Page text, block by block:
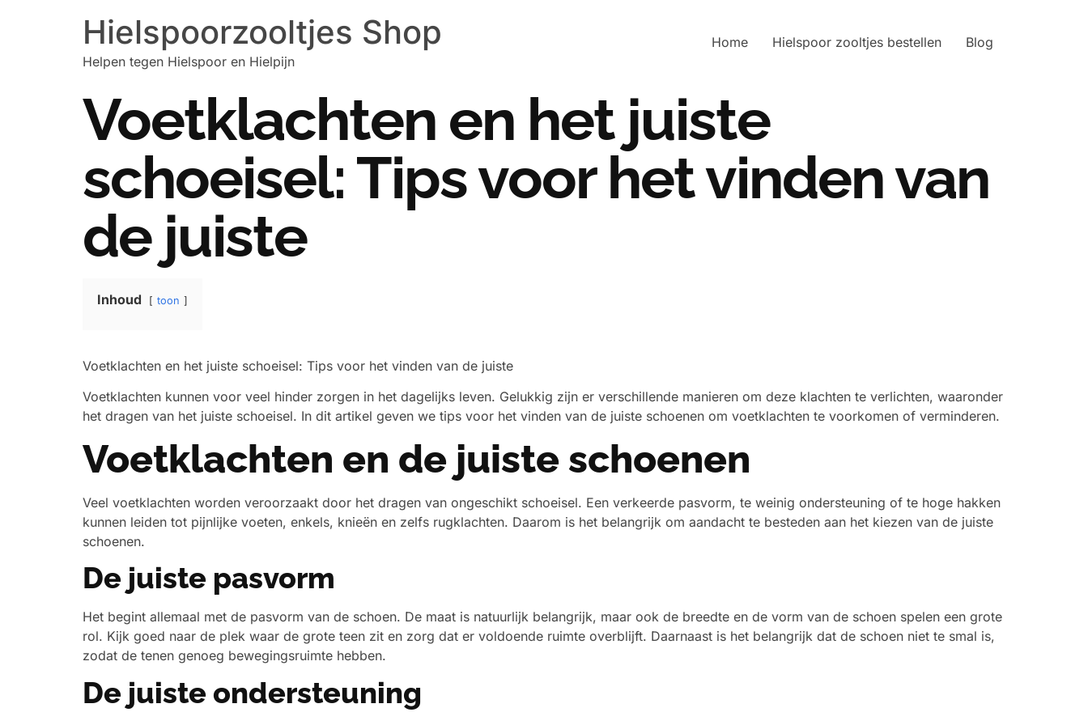
Hielspoorzooltjes Shop
Helpen tegen Hielspoor en Hielpijn
Home Hielspoor zooltjes bestellen Blog
Voetklachten en het juiste
schoeisel: Tips voor het vinden van
de juiste
Inhoud toon
Voetklachten en het juiste schoeisel: Tips voor het vinden van de juiste
Voetklachten kunnen voor veel hinder zorgen in het dagelijks leven. Gelukkig zijn er verschillende manieren om deze klachten te verlichten, waaronder
het dragen van het juiste schoeisel. In dit artikel geven we tips voor het vinden van de juiste schoenen om voetklachten te voorkomen of verminderen.
Voetklachten en de juiste schoenen
Veel voetklachten worden veroorzaakt door het dragen van ongeschikt schoeisel. Een verkeerde pasvorm, te weinig ondersteuning of te hoge hakken
kunnen leiden tot pijnlijke voeten, enkels, knieën en zelfs rugklachten. Daarom is het belangrijk om aandacht te besteden aan het kiezen van de juiste
schoenen.
De juiste pasvorm
Het begint allemaal met de pasvorm van de schoen. De maat is natuurlijk belangrijk, maar ook de breedte en de vorm van de schoen spelen een grote
rol. Kijk goed naar de plek waar de grote teen zit en zorg dat er voldoende ruimte overblijft. Daarnaast is het belangrijk dat de schoen niet te smal is,
zodat de tenen genoeg bewegingsruimte hebben.
De juiste ondersteuning